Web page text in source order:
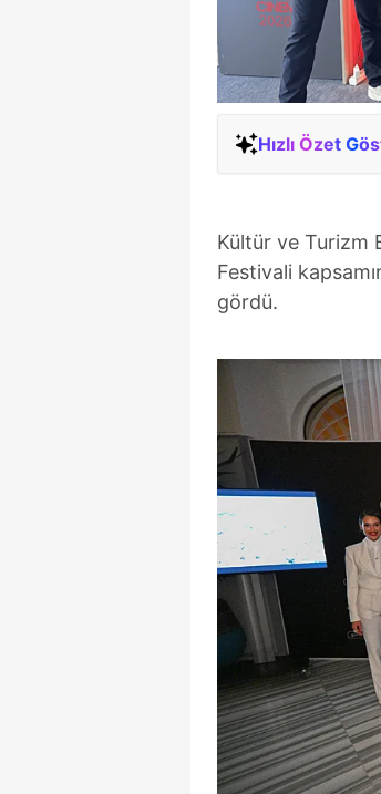
Hızlı Özet
Kültür ve Turizm
Festivali
gördü.